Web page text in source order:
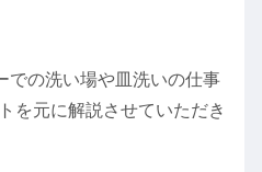
での洗い場や皿洗いの仕事
を元に解説させていただき